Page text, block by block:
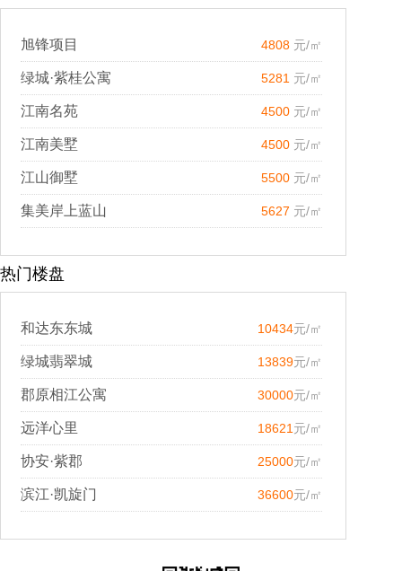
旭锋项目 4808 元/㎡
绿城·紫桂公寓 5281 元/㎡
江南名苑 4500 元/㎡
江南美墅 4500 元/㎡
江山御墅 5500 元/㎡
集美岸上蓝山 5627 元/㎡
热门楼盘
和达东东城 10434元/㎡
绿城翡翠城 13839元/㎡
郡原相江公寓 30000元/㎡
远洋心里 18621 元/㎡
协安·紫郡 25000元/㎡
滨江·凯旋门 36600元/㎡